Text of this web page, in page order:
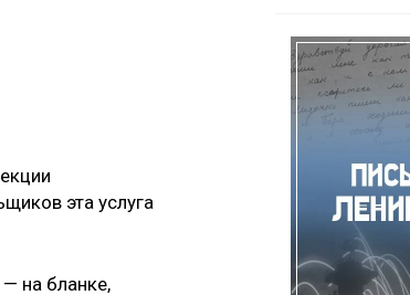
эта услуга
на бланке,